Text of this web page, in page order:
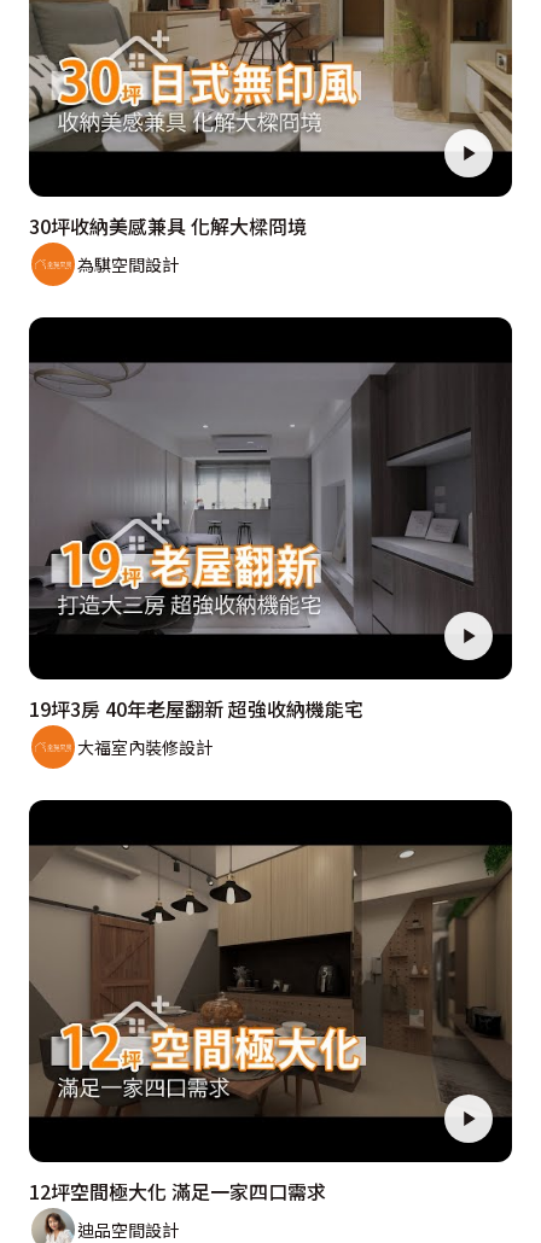
30坪收納美感兼具 化解大樑冏境
為騏空間設計
19坪3房 40年老屋翻新 超強收納機能宅
大福室內裝修設計
12坪空間極大化 滿足一家四口需求
迪品空間設計